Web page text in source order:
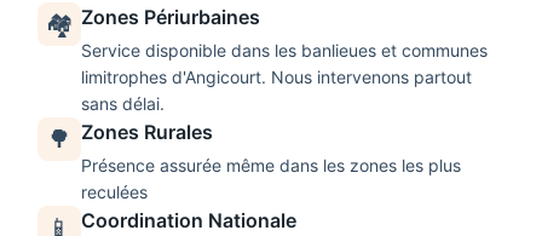
🏘️ Zones Périurbaines
Service disponible dans les banlieues et communes
limitrophes d'Angicourt. Nous intervenons partout
sans délai.
🌳 Zones Rurales
Présence assurée même dans les zones les plus
reculées
📱 Coordination Nationale